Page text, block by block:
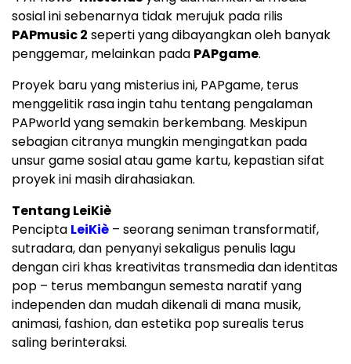
sosial ini sebenarnya tidak merujuk pada rilis
PAPmusic 2 seperti yang dibayangkan oleh banyak
penggemar, melainkan pada PAPgame.
Proyek baru yang misterius ini, PAPgame, terus
menggelitik rasa ingin tahu tentang pengalaman
PAPworld yang semakin berkembang. Meskipun
sebagian citranya mungkin mengingatkan pada
unsur game sosial atau game kartu, kepastian sifat
proyek ini masih dirahasiakan.
Tentang LeiKiè
Pencipta LeiKiè – seorang seniman transformatif,
sutradara, dan penyanyi sekaligus penulis lagu
dengan ciri khas kreativitas transmedia dan identitas
pop – terus membangun semesta naratif yang
independen dan mudah dikenali di mana musik,
animasi, fashion, dan estetika pop surealis terus
saling berinteraksi.